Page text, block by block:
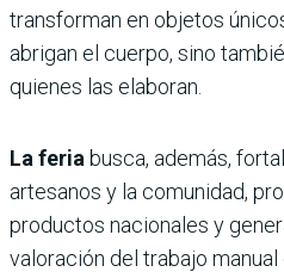
transforman en objetos
abrigan el cuerpo, sino
quienes las elaboran.
La feria busca, además,
artesanos y la comunidad,
productos nacionales y
valoración del trabajo